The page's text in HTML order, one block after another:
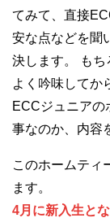
てみて、直接
安な点などを聞
決します。 も
よく吟味してか
ECCジュニアの
事なのか、内容
このホームティ
ます。
4月に新入生と